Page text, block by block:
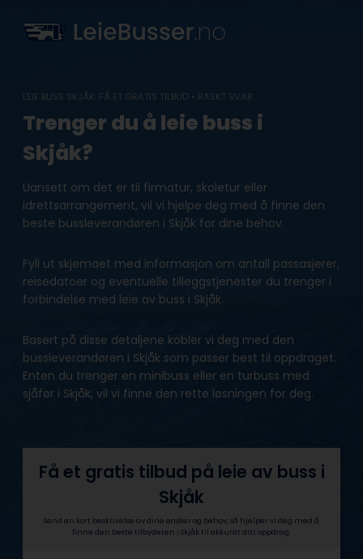
content
LEIE BUSS SKJÅK: FÅ ET GRATIS TILBUD • RASKT SVAR
Trenger du å leie buss i
Skjåk?
Uansett om det er til firmatur, skoletur eller
idrettsarrangement, vil vi hjelpe deg med å finne den
beste bussleverandøren i Skjåk for dine behov.
Fyll ut skjemaet med informasjon om antall passasjerer,
reisedatoer og eventuelle tilleggstjenester du trenger i
forbindelse med leie av buss i Skjåk.
Basert på disse detaljene kobler vi deg med den
bussleverandøren i Skjåk som passer best til oppdraget.
Enten du trenger en minibuss eller en turbuss med
sjåfør i Skjåk, vil vi finne den rette løsningen for deg.
Få et gratis tilbud på leie av buss i
Skjåk
Send en kort beskrivelse av dine ønsker og behov, så hjelper vi deg med å
finne den beste tilbyderen i Skjåk til akkurat ditt oppdrag.